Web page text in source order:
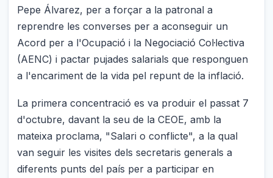
Pepe Álvarez, per a forçar a la patronal a
reprendre les converses per a aconseguir un
Acord per a l'Ocupació i la Negociació Col·lectiva
(AENC) i pactar pujades salarials que responguen
a l'encariment de la vida pel repunt de la inflació.
La primera concentració es va produir el passat 7
d'octubre, davant la seu de la CEOE, amb la
mateixa proclama, "Salari o conflicte", a la qual
van seguir les visites dels secretaris generals a
diferents punts del país per a participar en